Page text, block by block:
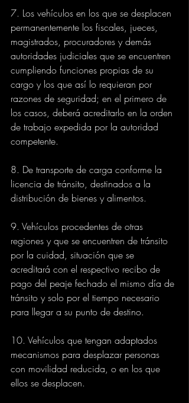
7. Los vehículos en los que se desplacen
permanentemente los fiscales, jueces,
magistrados, procuradores y demás
autoridades judiciales que se encuentren
cumpliendo funciones propias de su
cargo y los que así lo requieran por
razones de seguridad; en el primero de
los casos, deberá acreditarlo en la orden
de trabajo expedida por la autoridad
competente.
8. De transporte de carga conforme la
licencia de tránsito, destinados a la
distribución de bienes y alimentos.
9. Vehículos procedentes de otras
regiones y que se encuentren de tránsito
por la cuidad, situación que se
acreditará con el respectivo recibo de
pago del peaje fechado el mismo día de
tránsito y solo por el tiempo necesario
para llegar a su punto de destino.
10. Vehículos que tengan adaptados
mecanismos para desplazar personas
con movilidad reducida, o en los que
ellos se desplacen.